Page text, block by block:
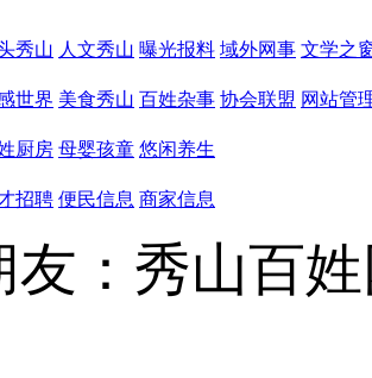
秀山 人文秀山 曝光报料 域外网事 文学之
世界 美食秀山 百姓杂事 协会联盟 网站管
厨房 母婴孩童 悠闲养生
招聘 便民信息 商家信息
友：秀山百